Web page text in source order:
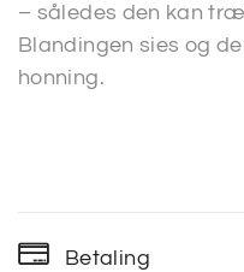
– således den kan
Blandingen sies og
honning.
Betaling